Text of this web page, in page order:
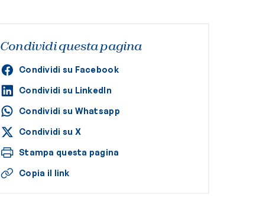
Condividi questa pagina
Condividi su Facebook
Condividi su LinkedIn
Condividi su Whatsapp
Condividi su X
Stampa questa pagina
Copia il link